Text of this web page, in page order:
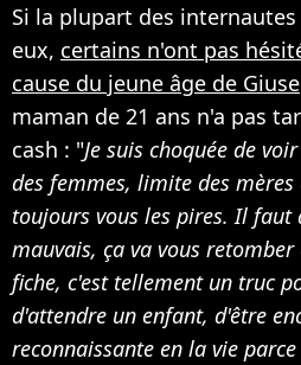
Si la plupart des
eux, certains n'ont pas
cause du jeune âge de
maman de 21 ans n'a pas
cash : "Je suis choquée de
des femmes, limite des
toujours vous les pires. Il faut
mauvais, ça va vous
fiche, c'est tellement un truc
d'attendre un enfant, d'être
reconnaissante en la vie